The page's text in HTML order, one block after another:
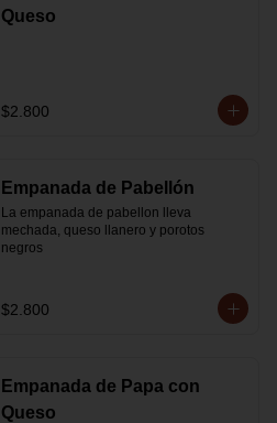
Queso
$2.800
Empanada de Pabellón
La empanada de pabellon lleva
mechada, queso llanero y porotos
negros
$2.800
Empanada de Papa con
Queso